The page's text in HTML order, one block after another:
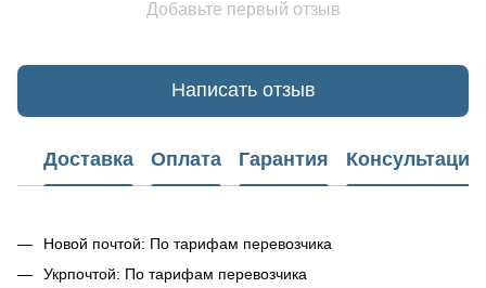
Добавьте первый отзыв
Написать отзыв
Доставка Оплата Гарантия Консультация
Новой почтой: По тарифам перевозчика
Укрпочтой: По тарифам перевозчика